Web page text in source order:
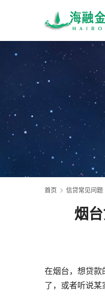
首页 信贷常见问题
烟
在烟台，想贷款
了，或者听说某